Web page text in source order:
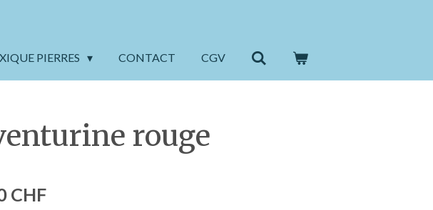
PIERRES CONTACT CGV
rouge
CHF